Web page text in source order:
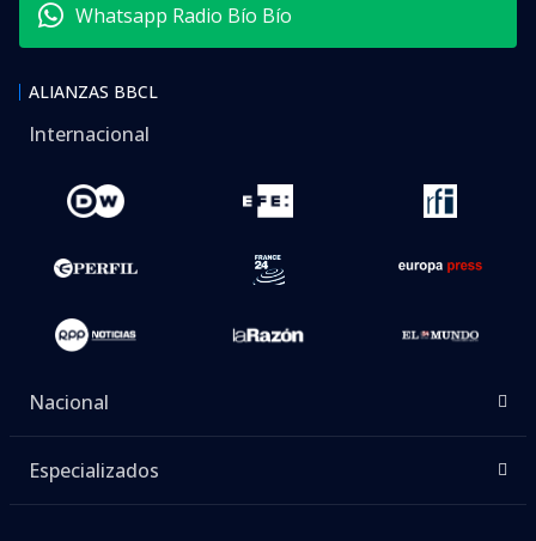
Whatsapp Radio Bío Bío
ALIANZAS BBCL
Internacional
Nacional
Especializados